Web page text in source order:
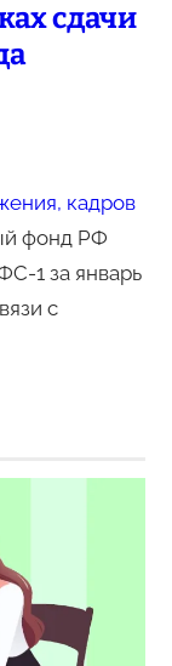
сдачи
кадров
фонд РФ
1 за январь
с